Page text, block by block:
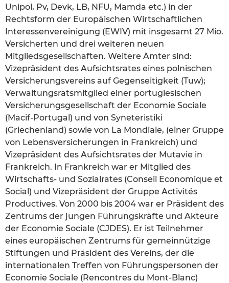
Unipol, Pv, Devk, LB, NFU, Mamda etc.) in der
Rechtsform der Europäischen Wirtschaftlichen
Interessenvereinigung (EWIV) mit insgesamt 27 Mio.
Versicherten und drei weiteren neuen
Mitgliedsgesellschaften. Weitere Ämter sind:
Vizepräsident des Aufsichtsrates eines polnischen
Versicherungsvereins auf Gegenseitigkeit (Tuw);
Verwaltungsratsmitglied einer portugiesischen
Versicherungsgesellschaft der Economie Sociale
(Macif-Portugal) und von Syneteristiki
(Griechenland) sowie von La Mondiale, (einer Gruppe
von Lebensversicherungen in Frankreich) und
Vizepräsident des Aufsichtsrates der Mutavie in
Frankreich. In Frankreich war er Mitglied des
Wirtschafts- und Sozialrates (Conseil Economique et
Social) und Vizepräsident der Gruppe Activités
Productives. Von 2000 bis 2004 war er Präsident des
Zentrums der jungen Führungskräfte und Akteure
der Economie Sociale (CJDES). Er ist Teilnehmer
eines europäischen Zentrums für gemeinnützige
Stiftungen und Präsident des Vereins, der die
internationalen Treffen von Führungspersonen der
Economie Sociale (Rencontres du Mont-Blanc)